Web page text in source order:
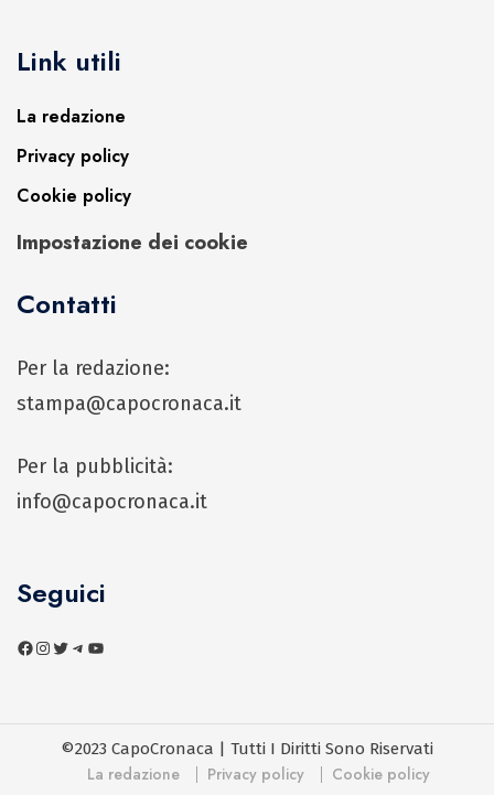
Link utili
La redazione
Privacy policy
Cookie policy
Impostazione dei cookie
Contatti
Per la redazione:
stampa@capocronaca.it
Per la pubblicità:
info@capocronaca.it
Seguici
©2023 CapoCronaca | Tutti I Diritti Sono Riservati
La redazione Privacy policy Cookie policy